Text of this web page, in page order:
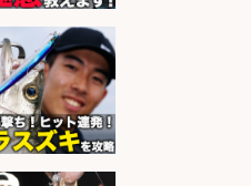
スタッフ/
年間休日
市堺区の